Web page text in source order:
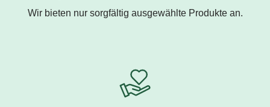
Wir bieten nur sorgfältig ausgewählte Produkte an.